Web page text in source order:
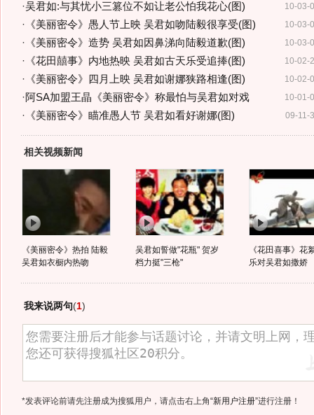
10-03-
·吴君如:与其忧小三篡位不如让老公怕我花心(图)
10-03-
· 《美丽密令》愚人节上映 吴君如吻陆毅很享受(图)
10-03-
· 《美丽密令》造势 吴君如因鼻涕向陆毅道歉(图)
10-02-
· 《花田囍事》内地热映 吴君如古天乐受追捧(图)
10-02-
· 《美丽密令》四月上映 吴君如谢娜狭路相逢(图)
10-01-
·阿SA加盟王晶《美丽密令》称最怕与吴君如对戏
09-11-
· 《美丽密令》瞄准愚人节 吴君如看好谢娜(图)
相关视频新闻
《美丽密令》热拍 陆毅
吴君如衣橱内热吻
吴君如誓做"花瓶" 贺岁
档力挺"三枪"
《花田喜事》花
乐对吴君如撒娇
我来说两句(1)
*发表评论前请先注册成为搜狐用户，请点击右上角“新用户注册”进行注册！